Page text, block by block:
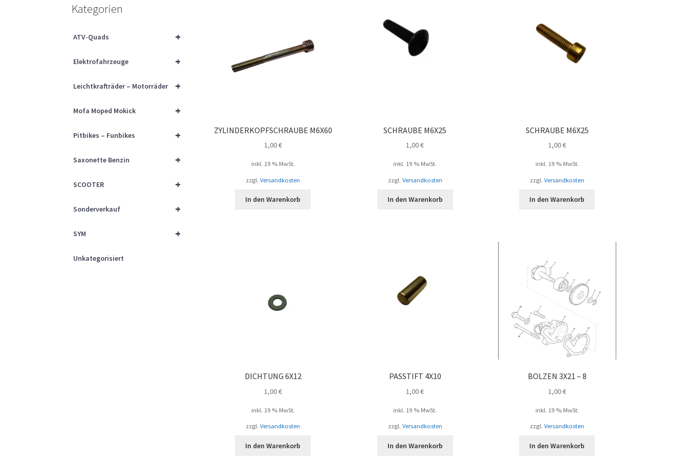
ZYLINDERKOPFSCHRAUBE M6X60
1,00€
inkl. 19 % MwSt.
zzgl.Versandkosten
In den Warenkorb
SCHRAUBE M6X25
1,00€
inkl. 19 % MwSt.
zzgl. Versandkosten
In den Warenkorb
SCHRAUBE M6X25
1,00€
inkl. 19 % MwSt.
zzgl.Versandkosten
In den Warenkorb
DICHTUNG 6X12
1,00€
inkl. 19 % MwSt.
zzgl.Versandkosten
In den Warenkorb
PASSTIFT 4X10
1,00€
inkl. 19 % MwSt.
zzgl. Versandkosten
In den Warenkorb
BOLZEN 3X21 – 8
1,00€
inkl. 19 % MwSt.
zzgl.Versandkosten
In den Warenkorb
Kategorien
+
ATV-Quads
+
Elektrofahrzeuge
+
Leichtkrafträder – Motorräder
+
Mofa Moped Mokick
+
Pitbikes – Funbikes
+
Saxonette Benzin
+
SCOOTER
+
Sonderverkauf
+
SYM
Unkategorisiert